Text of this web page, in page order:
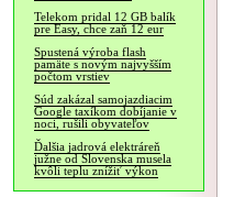
Telekom pridal 12 GB balík
pre Easy, chce zaň 12 eur
Spustená výroba flash
pamäte s novým najvyšším
počtom vrstiev
Súd zakázal samojazdiacim
Google taxíkom dobíjanie v
noci, rušili obyvateľov
Ďalšia jadrová elektráreň
južne od Slovenska musela
kvôli teplu znížiť výkon